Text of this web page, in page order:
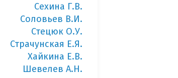
Сехина Г.В.
Соловьев В.И.
Стецюк О.У.
Страчунская Е.Я.
Хайкина Е.В.
Шевелев А.Н.